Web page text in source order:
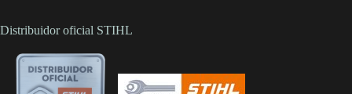
Distribuidor oficial STIHL